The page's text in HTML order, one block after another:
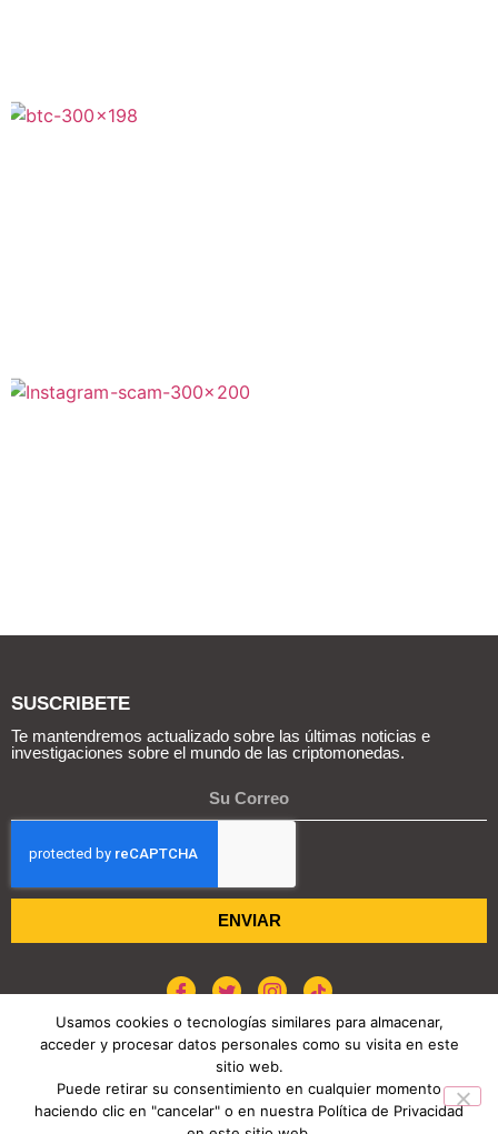
SUSCRIBETE
Te mantendremos actualizado sobre las últimas noticias e
investigaciones sobre el mundo de las criptomonedas.
ENVIAR
COPYRIGHT © 2026 REPORTE CRIPTO
POLÍTICA DE COOKIES
Usamos cookies o tecnologías similares para almacenar,
acceder y procesar datos personales como su visita en este
sitio web.
Puede retirar su consentimiento en cualquier momento
haciendo clic en "cancelar" o en nuestra Política de Privacidad